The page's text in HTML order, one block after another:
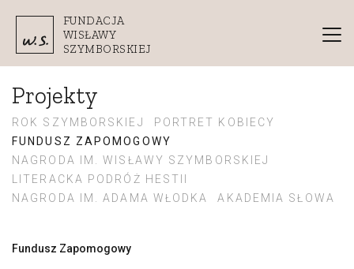
FUNDACJA
WISŁAWY
SZYMBORSKIEJ
Projekty
ROK SZYMBORSKIEJ
PORTRET KOBIECY
FUNDUSZ ZAPOMOGOWY
NAGRODA IM. WISŁAWY SZYMBORSKIEJ
LITERACKA PODRÓŻ HESTII
NAGRODA IM. ADAMA WŁODKA
AKADEMIA SŁOWA
Fundusz Zapomogowy